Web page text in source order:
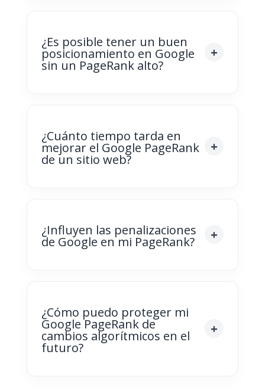
¿Es posible tener un buen
posicionamiento en Google
sin un PageRank alto?
¿Cuánto tiempo tarda en
mejorar el Google PageRank
de un sitio web?
¿Influyen las penalizaciones
de Google en mi PageRank?
¿Cómo puedo proteger mi
Google PageRank de
cambios algorítmicos en el
futuro?